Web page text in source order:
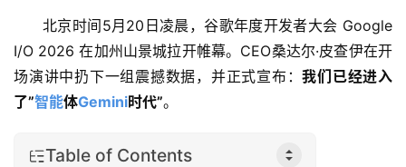
北京时间5月20日凌晨，谷歌年度开发者大会 Google
I/O 2026 在加州山景城拉开帷幕。CEO桑达尔·皮查伊在开
场演讲中扔下一组震撼数据，并正式宣布：我们已经进入
了”智能体Gemini时代”。
Table of Contents